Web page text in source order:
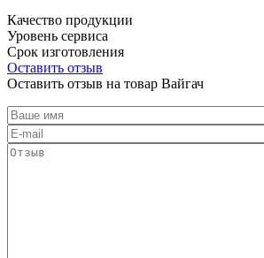
Качество продукции
Уровень сервиса
Срок изготовления
Оставить отзыв
Оставить отзыв на товар Вайгач